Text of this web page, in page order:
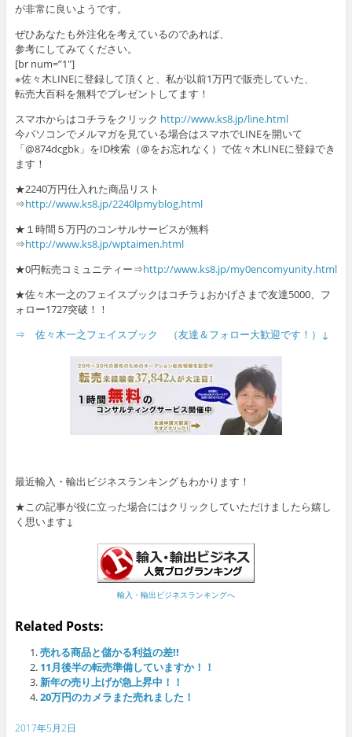
が非常に良いようです。
ぜひあなたも外注化を考えているのであれば、
参考にしてみてください。
[br num=”1″]
※佐々木LINEに登録して頂くと、私が以前1万円で販売していた、
転売大百科を無料でプレゼントしてます！
スマホからはコチラをクリック http://www.ks8.jp/line.html
今パソコンでメルマガを見ている場合はスマホでLINEを開いて
「@874dcgbk」をID検索（@をお忘れなく）で佐々木LINEに登録でき
ます！
★2240万円仕入れた商品リスト
⇒http://www.ks8.jp/2240lpmyblog.html
★１時間５万円のコンサルサービスが無料
⇒http://www.ks8.jp/wptaimen.html
★0円転売コミュニティー⇒http://www.ks8.jp/my0encomyunity.html
★佐々木一之のフェイスブックはコチラ↓おかげさまで友達5000、フ
ォロー1727突破！！
⇒ 佐々木一之フェイスブック （友達＆フォロー大歓迎です！）↓
最近輸入・輸出ビジネスランキングもわかります！
★この記事が役に立った場合にはクリックしていただけましたら嬉し
く思います↓
輸入・輸出ビジネスランキングへ
Related Posts:
売れる商品と儲かる利益の差!!
11月後半の転売準備していますか！！
新年の売り上げが急上昇中！！
20万円のカメラまた売れました！
2017年5月2日